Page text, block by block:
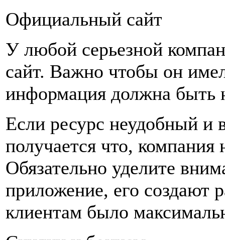
Официальный сайт
У любой серьезной
сайт. Важно чтобы он
информация должна быть
Если ресурс неудобный и
получается что,
Обязательно уделите
приложение, его создают
клиентам было